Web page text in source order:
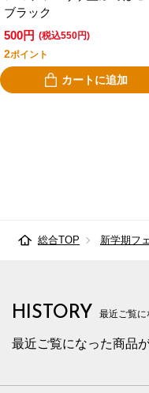
ブラック
500円 (税込550円)
2ポイント
カートに追加
総合TOP 新学期フ
HISTORY 最近ご覧
最近ご覧になった商品